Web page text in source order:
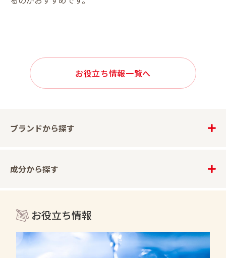
ブランドから探す
成分から探す
お役立ち情報
お役立ち情報一覧へ